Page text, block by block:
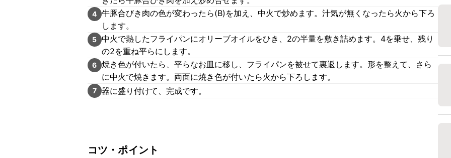
4 牛豚合びき肉の色が変わったら(B)を加え、中火で炒めます。汁気が無くなったら火から下ろ
します。
5 中火で熱したフライパンにオリーブオイルをひき、2の半量を敷き詰めます。4を乗せ、残り
の2を重ね平らにします。
6 焼き色が付いたら、平らなお皿に移し、フライパンを被せて裏返します。形を整えて、さら
に中火で焼きます。両面に焼き色が付いたら火から下ろします。
7 器に盛り付けて、完成です。
コツ・ポイント